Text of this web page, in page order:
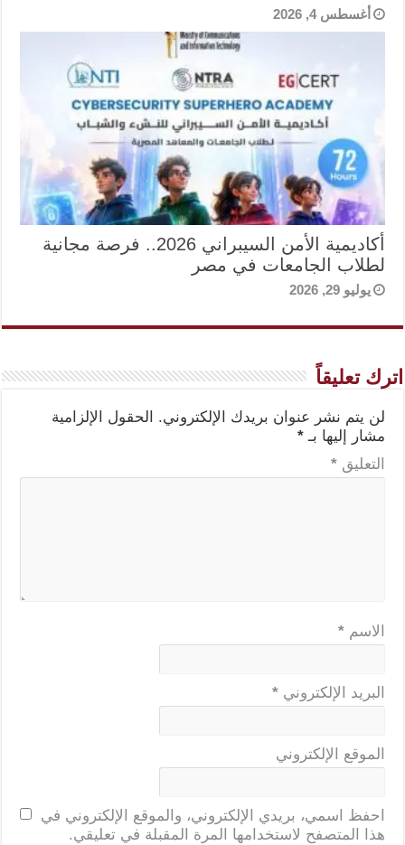
أغسطس 4, 2026
أكاديمية الأمن السيبراني 2026.. فرصة مجانية
لطلاب الجامعات في مصر
يوليو 29, 2026
اترك تعليقاً
لن يتم نشر عنوان بريدك الإلكتروني.
الحقول الإلزامية
مشار إليها بـ *
التعليق *
الاسم *
البريد الإلكتروني *
الموقع الإلكتروني
احفظ اسمي، بريدي الإلكتروني، والموقع الإلكتروني في
هذا المتصفح لاستخدامها المرة المقبلة في تعليقي.